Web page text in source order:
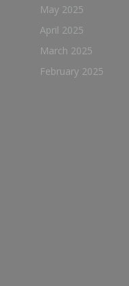
May 2025
April 2025
March 2025
February 2025